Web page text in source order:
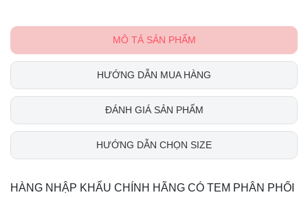
MÔ TẢ SẢN PHẨM
HƯỚNG DẪN MUA HÀNG
ĐÁNH GIÁ SẢN PHẨM
HƯỚNG DẪN CHỌN SIZE
HÀNG NHẬP KHẨU CHÍNH HÃNG CÓ TEM PHÂN PHỐI